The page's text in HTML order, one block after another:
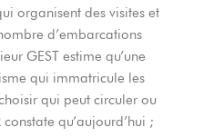
organisent des visites et
d’embarcations
GEST estime qu’une
qui immatricule les
qui peut circuler ou
constate qu’aujourd’hui ;